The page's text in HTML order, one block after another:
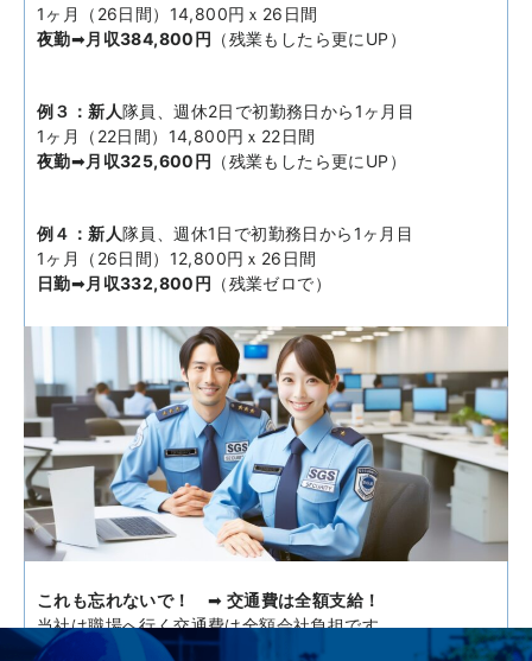
1ヶ月（26日間）14,800円ｘ26日間
夜勤➡月収384,800円 （残業もしたら更にUP）
例３：新人隊員、週休2日で初勤務日から1ヶ月目
1ヶ月（22日間）14,800円ｘ22日間
夜勤➡月収325,600円 （残業もしたら更にUP）
例４：新人隊員、週休1日で初勤務日から1ヶ月目
1ヶ月（26日間）12,800円ｘ26日間
日勤➡月収332,800円 （残業ゼロで）
注：お弁当代と入社祝い金を含めての参考例です。
注：資格手当は1勤務300円と資格現場配置1,700円の合計
です。
時給換算！
もし応募者が交通2級資格（費用会社負担）を取得してあ
り、夜勤手当を8時間で割ると時給2,100円になります！
これも忘れないで！ ➡ 交通費は全額支給！
当社は職場へ行く交通費は全額会社負担です。